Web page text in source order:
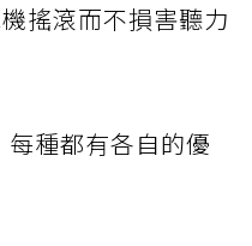
機搖滾而不損害聽力
種都有各自的優